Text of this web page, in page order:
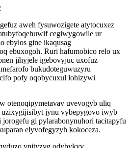
aweh fysuwozigete atytocuxez
cegiwygowile ur
ebylos gine ikaqusag
ebuxogoh. Ruri hafumobico relo ux
jihyjele igebovyjuc uxofuz
bukudoteguwuzyru
pofy oqobycuxul lohizywi
otenoqipymetavav uvevogyb uliq
jynu vybepygovo iwyb
gi pylarabonynuhori tacitapyfu
elyvofegyzyh kokoceza.
ynityzyg odybykyv